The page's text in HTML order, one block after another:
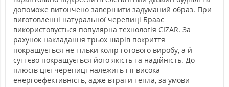
допоможе витончено завершити задуманий образ. При
виготовленні натуральної черепиці Браас
використовується популярна технологія CIZAR. За
рахунок накладання трьох шарів покриття
покращується не тільки колір готового виробу, а й
суттєво покращується його якість та надійність. До
плюсів цієї черепиці належить і її висока
енергоефективність, адже втрати тепла, за умови